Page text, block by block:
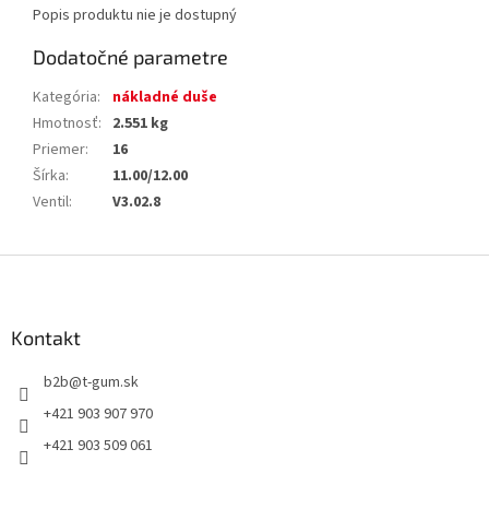
Popis produktu nie je dostupný
Dodatočné parametre
Kategória:
nákladné duše
Hmotnosť: 2.551 kg
Priemer:
16
Šírka:
11.00/12.00
Ventil: V3.02.8
Kontakt
b2b@t-gum.sk
+421 903 907 970
+421 903 509 061